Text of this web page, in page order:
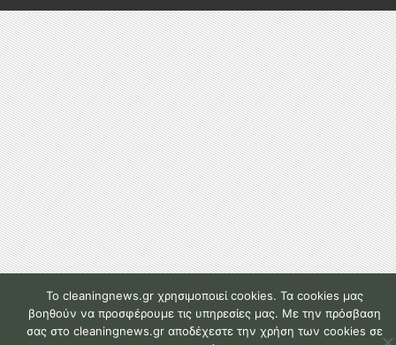
To cleaningnews.gr χρησιμοποιεί cookies. Τα cookies μας
βοηθούν να προσφέρουμε τις υπηρεσίες μας. Με την πρόσβαση
σας στο cleaningnews.gr αποδέχεστε την χρήση των cookies σε